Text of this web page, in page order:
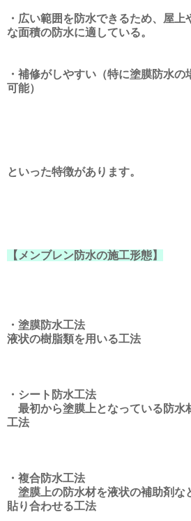
・広い範囲を防水できるため、屋上
な面積の防水に適している。
・補修がしやすい（特に塗膜防水
可能）
といった特徴があります。
【メンブレン防水の施工形態】
・塗膜防水工法
液状の樹脂類を用いる工法
・シート防水工法
最初から塗膜上となっている防水
工法
・複合防水工法
塗膜上の防水材を液状の補助剤な
貼り合わせる工法